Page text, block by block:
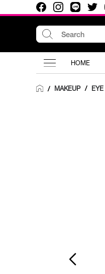
HOME
/ MAKEUP / EYE